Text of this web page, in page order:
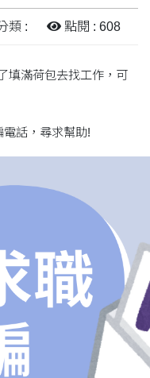
類 : 點閱 : 608
填滿荷包去找工作，可
話，尋求幫助!